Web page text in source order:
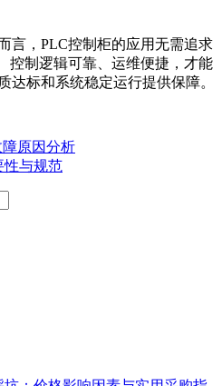
言，PLC控制柜的应用无需追求
控制逻辑可靠、运维便捷，才能
达标和系统稳定运行提供保障。
原因分析
性与规范